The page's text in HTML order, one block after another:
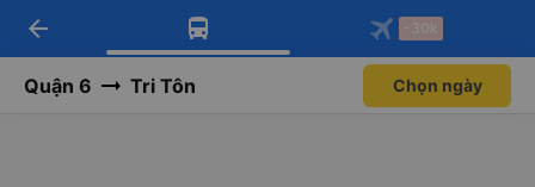
Tải app Vexere ngay!
Nhận ưu đãi thành viên độc
Mở app
Tải app Vexere
-30k/ghế khi đặt vé máy bay qua
Mở app
arrow_back -30k
Quận 6 Tri Tôn Chọn ngày